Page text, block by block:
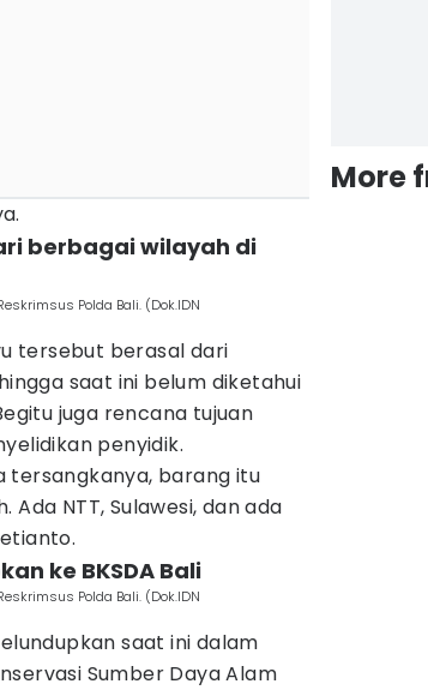
berbagai wilayah di
Polda Bali. (Dok.IDN
tersebut berasal dari
saat ini belum diketahui
juga rencana tujuan
penyidik.
tersangkanya, barang itu
NTT, Sulawesi, dan ada
ke BKSDA Bali
Polda Bali. (Dok.IDN
saat ini dalam
Sumber Daya Alam
More